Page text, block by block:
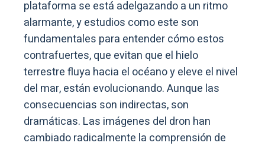
plataforma se está adelgazando a un ritmo
alarmante, y estudios como este son
fundamentales para entender cómo estos
contrafuertes, que evitan que el hielo
terrestre fluya hacia el océano y eleve el nivel
del mar, están evolucionando. Aunque las
consecuencias son indirectas, son
dramáticas. Las imágenes del dron han
cambiado radicalmente la comprensión de